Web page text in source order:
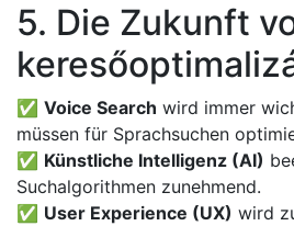
5. Die Zukunft
✅ Voice Search wird immer
müssen für Sprachsuchen
✅ Künstliche Intelligenz (AI)
Suchalgorithmen zunehmend.
✅ User Experience (UX) wird